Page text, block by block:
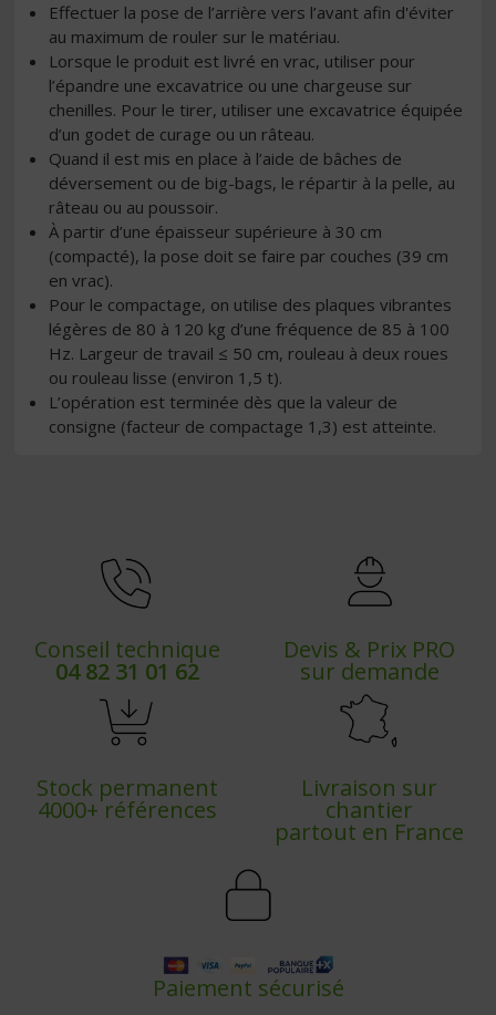
Effectuer la pose de l’arrière vers l’avant afin d'éviter
au maximum de rouler sur le matériau.
Lorsque le produit est livré en vrac, utiliser pour
l’épandre une excavatrice ou une chargeuse sur
chenilles. Pour le tirer, utiliser une excavatrice équipée
d’un godet de curage ou un râteau.
Quand il est mis en place à l’aide de bâches de
déversement ou de big-bags, le répartir à la pelle, au
râteau ou au poussoir.
À partir d’une épaisseur supérieure à 30 cm
(compacté), la pose doit se faire par couches (39 cm
en vrac).
Pour le compactage, on utilise des plaques vibrantes
légères de 80 à 120 kg d’une fréquence de 85 à 100
Hz. Largeur de travail ≤ 50 cm, rouleau à deux roues
ou rouleau lisse (environ 1,5 t).
L’opération est terminée dès que la valeur de
consigne (facteur de compactage 1,3) est atteinte.
Conseil technique
04 82 31 01 62
Devis & Prix PRO
sur demande
Stock permanent
4000+ références
Livraison sur
chantier
partout en France
Paiement sécurisé